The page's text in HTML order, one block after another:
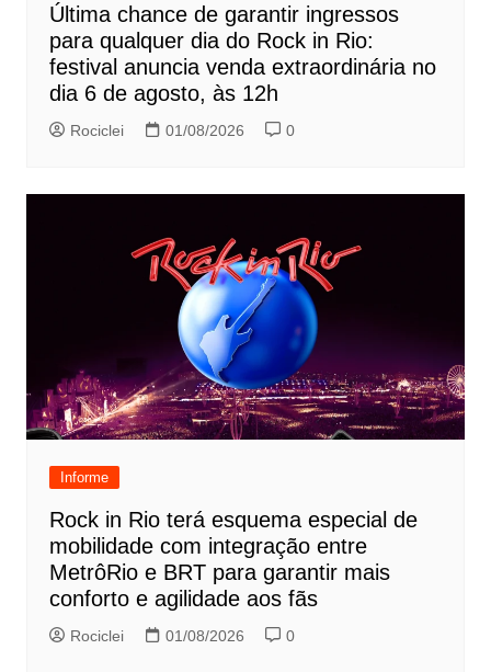
Última chance de garantir ingressos
para qualquer dia do Rock in Rio:
festival anuncia venda extraordinária no
dia 6 de agosto, às 12h
Rociclei 01/08/2026 0
Informe
Rock in Rio terá esquema especial de
mobilidade com integração entre
MetrôRio e BRT para garantir mais
conforto e agilidade aos fãs
Rociclei 01/08/2026 0